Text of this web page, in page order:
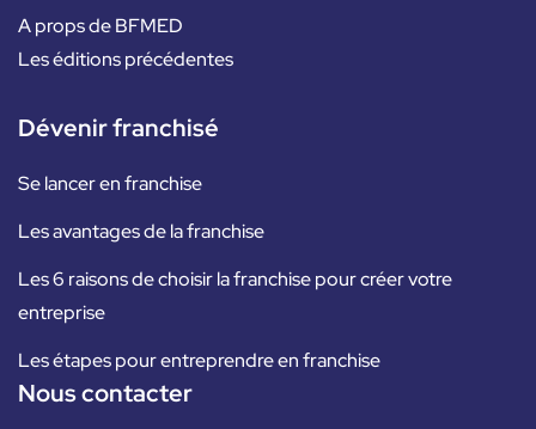
A props de BFMED
Les éditions précédentes
Dévenir franchisé
Se lancer en franchise
Les avantages de la franchise
Les 6 raisons de choisir la franchise pour créer votre
entreprise
Les étapes pour entreprendre en franchise
Nous contacter